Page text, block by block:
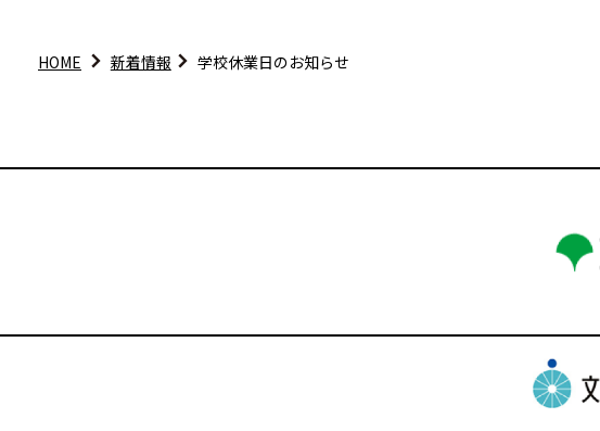
HOME 新着情報 学校休業日のお知らせ